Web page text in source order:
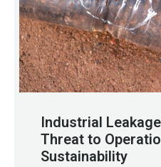
Industrial
Threat to
Sustainability